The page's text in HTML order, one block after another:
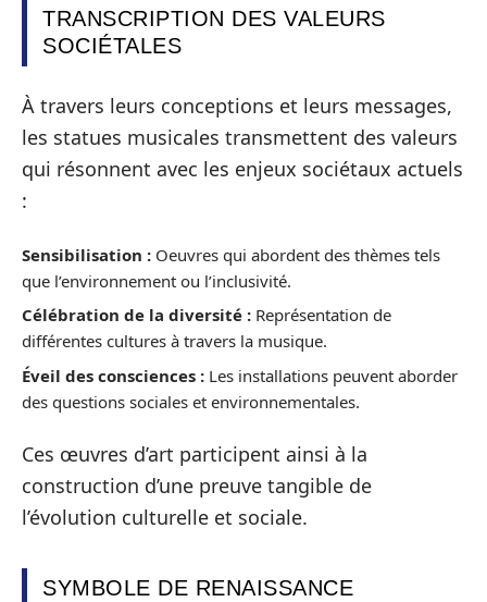
TRANSCRIPTION DES VALEURS
SOCIÉTALES
À travers leurs conceptions et leurs messages,
les statues musicales transmettent des valeurs
qui résonnent avec les enjeux sociétaux actuels
:
Sensibilisation : Oeuvres qui abordent des thèmes tels
que l’environnement ou l’inclusivité.
Célébration de la diversité : Représentation de
différentes cultures à travers la musique.
Éveil des consciences : Les installations peuvent aborder
des questions sociales et environnementales.
Ces œuvres d’art participent ainsi à la
construction d’une preuve tangible de
l’évolution culturelle et sociale.
SYMBOLE DE RENAISSANCE